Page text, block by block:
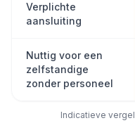
Verplichte
aansluiting
Nuttig voor een
zelfstandige
zonder personeel
Indicatieve